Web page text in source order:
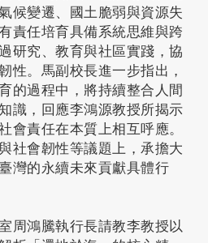
候變遷、國土脆弱與資源失
責任培育具備系統思維與跨
研究、教育與社區實踐，協
性。馬副校長進一步指出，
的過程中，將持續整合人間
識，回應李鴻源教授所揭示
會責任在本質上相互呼應。
社會韌性等議題上，承擔大
灣的永續未來貢獻具體行
周鴻騰執行長請教李教授以